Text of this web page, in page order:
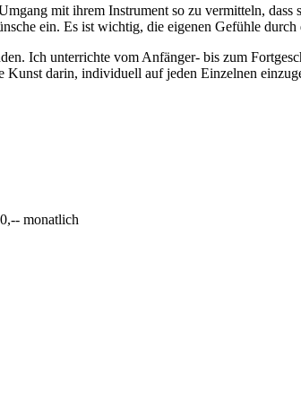
mit ihrem Instrument so zu vermitteln, dass
ein. Es ist wichtig, die eigenen Gefühle
Ich unterrichte vom Anfänger- bis zum
Kunst darin, individuell auf jeden Einzelnen
monatlich